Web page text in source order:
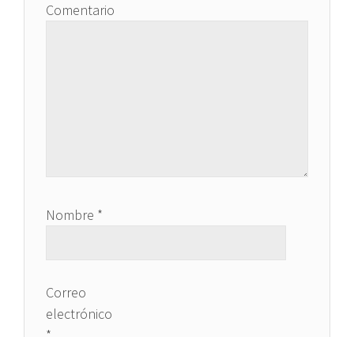
Comentario
Nombre *
Correo
electrónico